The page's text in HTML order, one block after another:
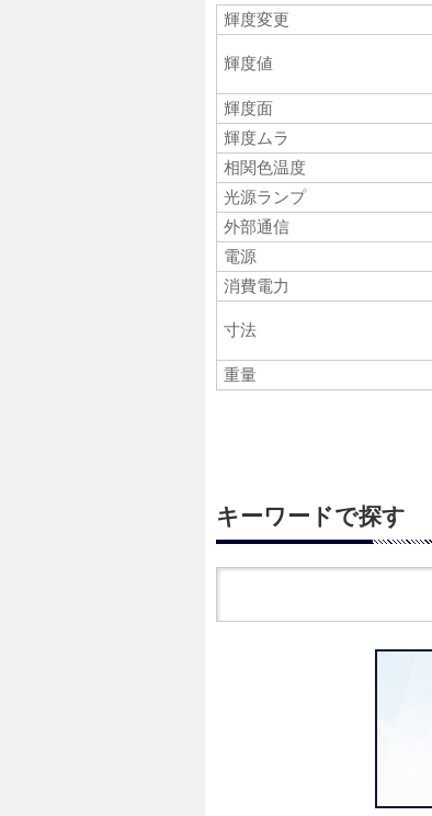
輝度変更
輝度値
輝度面
輝度ムラ
相関色温度
光源ランプ
外部通信
電源
消費電力
寸法
重量
キーワードで探す